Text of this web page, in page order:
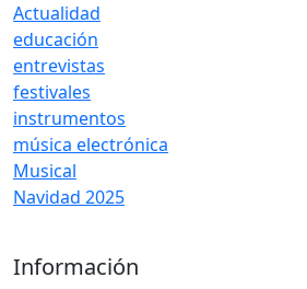
Actualidad
educación
entrevistas
festivales
instrumentos
música electrónica
Musical
Navidad 2025
Información